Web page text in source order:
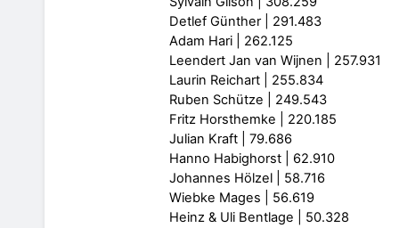
Detlef Günther | 291.483
Adam Hari | 262.125
Leendert Jan van Wijnen | 257.931
Laurin Reichart | 255.834
Ruben Schütze | 249.543
Fritz Horsthemke | 220.185
Julian Kraft | 79.686
Hanno Habighorst | 62.910
Johannes Hölzel | 58.716
Wiebke Mages | 56.619
Heinz & Uli Bentlage | 50.328